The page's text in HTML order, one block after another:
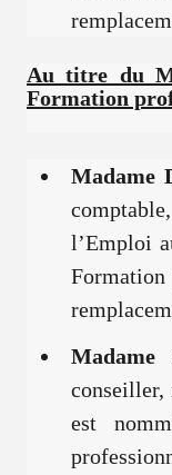
Au titre du
Formation
Madame
l’Emploi
Madame
conseiller,
est